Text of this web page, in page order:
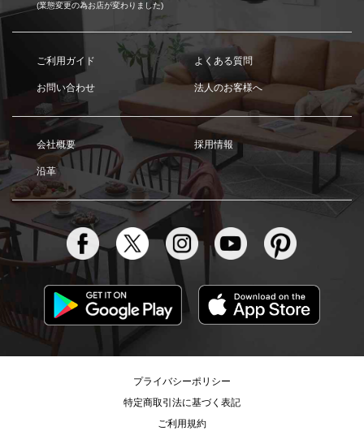
(業態変更の為お店が変わりました)
ご利用ガイド よくある質問
お問い合わせ 法人のお客様へ
会社概要 採用情報
沿革
プライバシーポリシー
特定商取引法に基づく表記
ご利用規約